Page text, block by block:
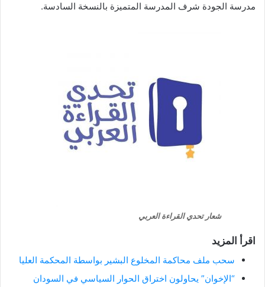
مدرسة الجودة شرف المدرسة المتميزة بالنسخة السادسة.
شعار تحدي القراءة العربي
اقرأ المزيد
سحب ملف محاكمة المخلوع البشير بواسطة المحكمة العليا
“الإخوان” يحاولون اختراق الحوار السياسي في السودان